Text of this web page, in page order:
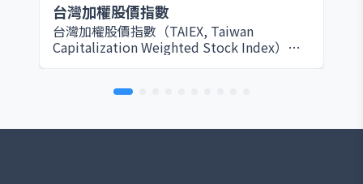
台灣加權股價指數
台灣加權股價指數（TAIEX, Taiwan
Capitalization Weighted Stock Index）由
有在證交所上市的普通股為編製範圍，採用
積電、鴻海等）對指數影響最為顯著。基期